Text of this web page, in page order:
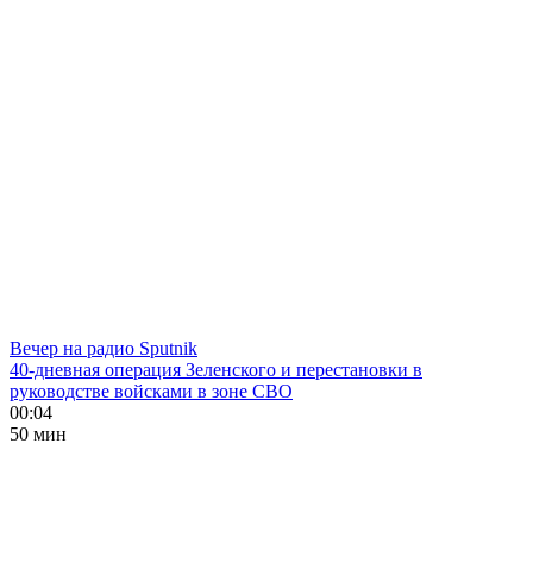
Вечер на радио Sputnik
40-дневная операция Зеленского и перестановки в
руководстве войсками в зоне СВО
00:04
50 мин